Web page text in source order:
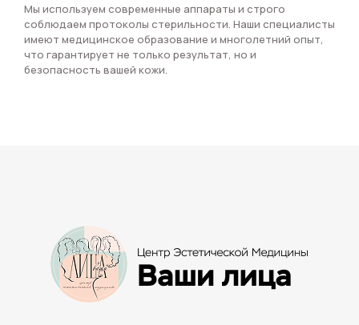
Мы используем современные аппараты и строго
соблюдаем протоколы стерильности. Наши специалисты
имеют медицинское образование и многолетний опыт,
что гарантирует не только результат, но и
безопасность вашей кожи.